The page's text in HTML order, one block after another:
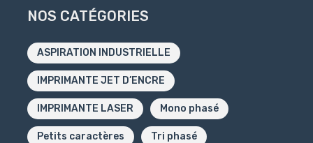
NOS CATÉGORIES
ASPIRATION INDUSTRIELLE
IMPRIMANTE JET D’ENCRE
IMPRIMANTE LASER Mono phasé
Petits caractères Tri phasé